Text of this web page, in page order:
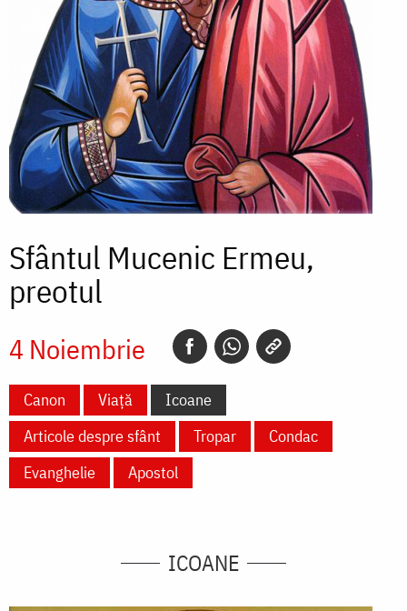
Sfântul Mucenic Ermeu,
preotul
4 Noiembrie
Canon Viață
Icoane
Articole despre sfânt
Tropar
Condac
Evanghelie
Apostol
ICOANE